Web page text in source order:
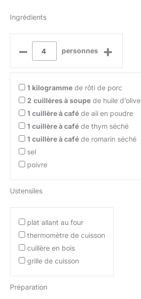
Ingrédients
– personnes +
1 kilogramme de rôti de porc
2 cuillères à soupe de huile d’olive
1 cuillère à café de ail en poudre
1 cuillère à café de thym séché
1 cuillère à café de romarin séché
sel
poivre
Ustensiles
plat allant au four
thermomètre de cuisson
cuillère en bois
grille de cuisson
Préparation